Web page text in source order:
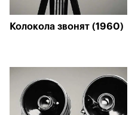
Колокола звонят (1960)